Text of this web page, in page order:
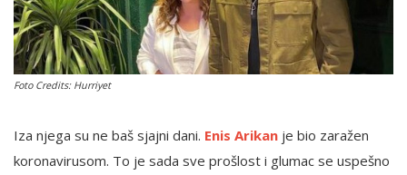
Register
English
Foto Credits: Hurriyet
Iza njega su ne baš sjajni dani. Enis Arikan je bio zaražen
koronavirusom. To je sada sve prošlost i glumac se uspešno